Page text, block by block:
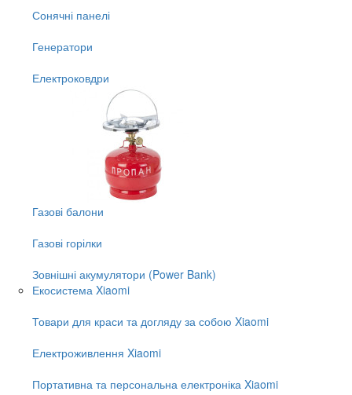
Сонячні панелі
Генератори
Електроковдри
Газові балони
Газові горілки
Зовнішні акумулятори (Power Bank)
Екосистема Xiaomi
Товари для краси та догляду за собою Xiaomi
Електроживлення Xiaomi
Портативна та персональна електроніка Xiaomi